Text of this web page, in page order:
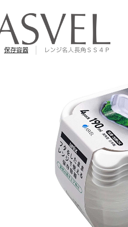
保存容器
レンジ名人長角ＳＳ４Ｐ